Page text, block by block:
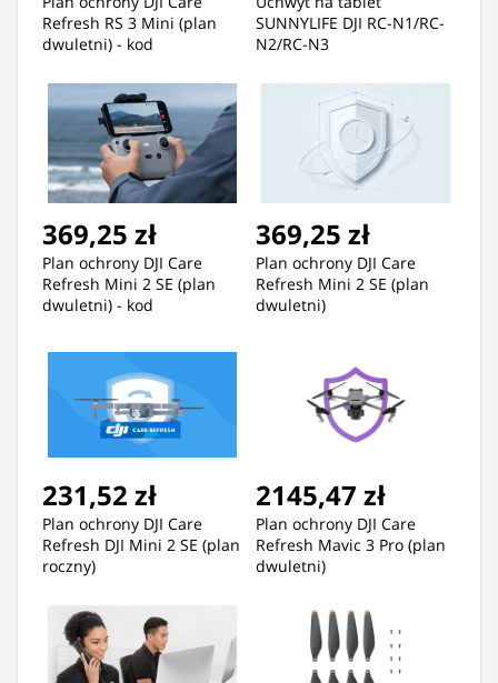
Refresh RS 3 Mini (plan
dwuletni) - kod
SUNNYLIFE DJI RC-N1/RC-
N2/RC-N3
369,25 zł
Plan ochrony DJI Care
Refresh Mini 2 SE (plan
dwuletni) - kod
369,25 zł
Plan ochrony DJI Care
Refresh Mini 2 SE (plan
dwuletni)
231,52 zł
Plan ochrony DJI Care
Refresh DJI Mini 2 SE (plan
roczny)
2145,47 zł
Plan ochrony DJI Care
Refresh Mavic 3 Pro (plan
dwuletni)